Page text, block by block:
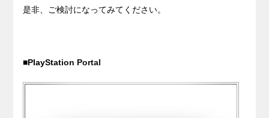
是非、ご検討になってみてください。
■PlayStation Portal